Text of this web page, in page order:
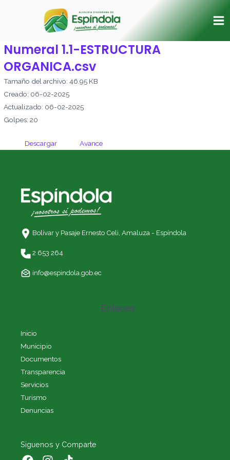
Numeral 1.1-ESTRUCTURA
ORGANICA.csv
Tamaño del archivo: 46.95 KB
Creado: 06-02-2025
Actualizado: 06-02-2025
Golpes: 20
Descargar Avance
Bolívar y Pasaje Ernesto Celi, Amaluza - Espíndola
2 653 264
info@espindola.gob.ec
Enlaces
Inicio
Municipio
Documentos
Transparencia
Servicios
Turismo
Denuncias
Siguenos y Comparte